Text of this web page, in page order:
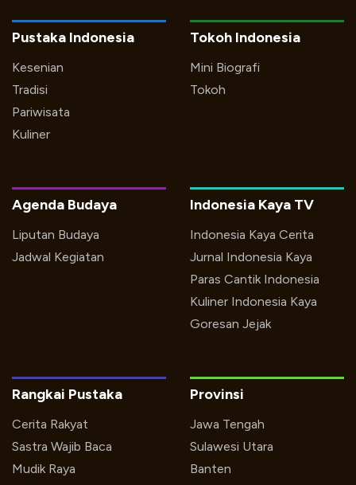
Pustaka Indonesia
Kesenian
Tradisi
Pariwisata
Kuliner
Tokoh Indonesia
Mini Biografi
Tokoh
Indonesia Kaya TV
Indonesia Kaya Cerita
Jurnal Indonesia Kaya
Paras Cantik Indonesia
Kuliner Indonesia Kaya
Goresan Jejak
Agenda Budaya
Liputan Budaya
Jadwal Kegiatan
Rangkai Pustaka
Cerita Rakyat
Sastra Wajib Baca
Mudik Raya
Provinsi
Jawa Tengah
Sulawesi Utara
Banten